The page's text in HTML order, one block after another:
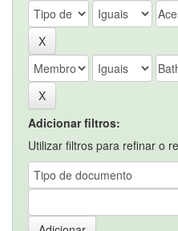
Adicionar filtros:
Utilizar filtros para refinar o